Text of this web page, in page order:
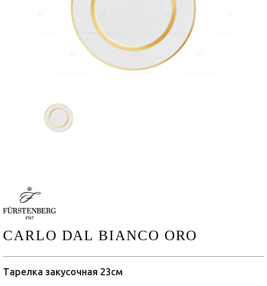
CARLO DAL BIANCO ORO
Тарелка закусочная 23см